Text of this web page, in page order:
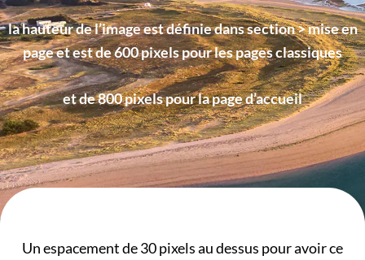
la hauteur de l’image est définie dans section > mise en
page et est de 600 pixels pour les pages classiques
et de 800 pixels pour la page d’accueil
Un espacement de 30 pixels au dessus pour avoir ce